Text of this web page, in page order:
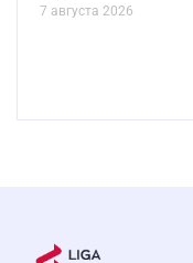
7 августа 2026